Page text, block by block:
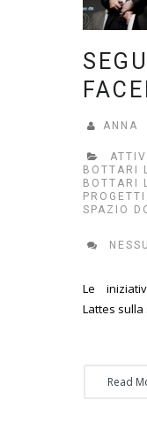
ANNA
BOTTARI
BOTTARI
SPAZIO
Le
Lattes sulla
Read